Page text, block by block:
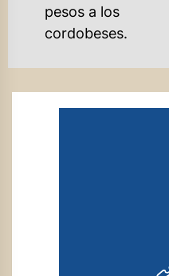
post:pesos a los
cordobeses.